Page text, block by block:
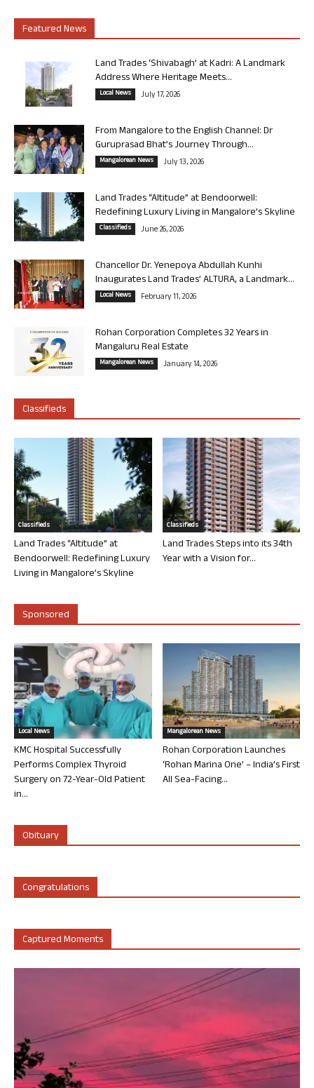
Featured News
Land Trades ‘Shivabagh’ at Kadri: A Landmark
Address Where Heritage Meets...
Local News July 17, 2026
From Mangalore to the English Channel: Dr
Guruprasad Bhat’s Journey Through...
Mangalorean News July 13, 2026
Land Trades “Altitude” at Bendoorwell:
Redefining Luxury Living in Mangalore’s Skyline
Classifieds June 26, 2026
Chancellor Dr. Yenepoya Abdullah Kunhi
Inaugurates Land Trades’ ALTURA, a Landmark...
Local News February 11, 2026
Rohan Corporation Completes 32 Years in
Mangaluru Real Estate
Mangalorean News January 14, 2026
Classifieds
Classifieds
Land Trades “Altitude” at
Bendoorwell: Redefining Luxury
Living in Mangalore’s Skyline
Classifieds
Land Trades Steps into its 34th
Year with a Vision for...
Sponsored
Local News
KMC Hospital Successfully
Performs Complex Thyroid
Surgery on 72-Year-Old Patient
in...
Mangalorean News
Rohan Corporation Launches
‘Rohan Marina One’ – India’s First
All Sea-Facing...
Obituary
Congratulations
Captured Moments